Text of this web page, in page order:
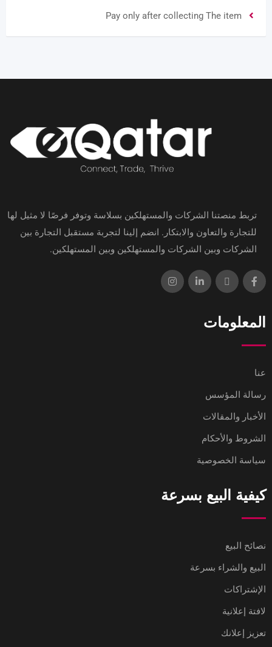
Pay only after collecting The item
تربط منصتنا الشركات والمستهلكين بسلاسة وتوفر فرصًا لا مثيل لها
للتجارة والتعاون والابتكار. انضم إلينا لتجربة مستقبل التجارة بين
الشركات وبين الشركات والمستهلكين وبين المستهلكين.
المعلومات
عنا
رسالة المؤسس
الأخبار والمقالات
الشروط والأحكام
سياسة الخصوصية
كيفية البيع بسرعة
نصائح البيع
البيع والشراء بسرعة
الإشتراكات
لافتة إعلانية
تعزيز إعلانك